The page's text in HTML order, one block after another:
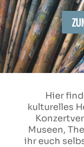
Hier
kulturelles
Museen,
ihr euch